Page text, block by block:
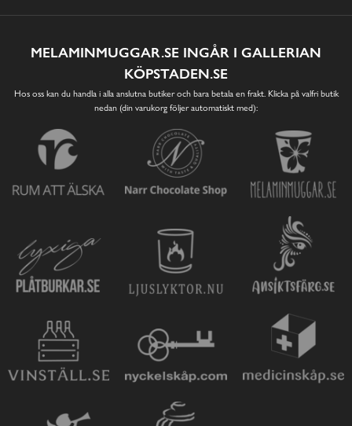
MELAMINMUGGAR.SE INGÅR I GALLERIAN
KÖPSTADEN.SE
Hos oss kan du handla i alla anslutna butiker och bara betala en frakt. Klicka på valfri butik
nedan (din varukorg följer automatiskt med):